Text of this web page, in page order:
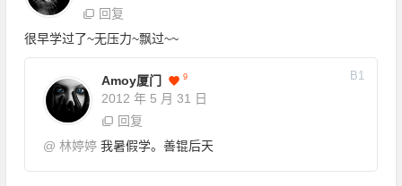
回复
很早学过了~无压力~飘过~~
Amoy厦门 9
2012 年 5 月 31 日
B1
回复
@ 林婷婷我暑假学。善锟后天